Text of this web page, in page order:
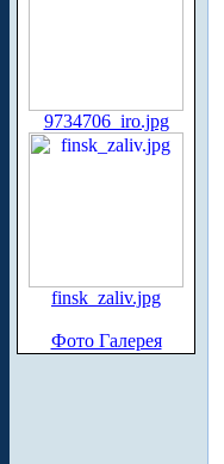
9734706_iro.jpg
finsk_zaliv.jpg
Фото Галерея